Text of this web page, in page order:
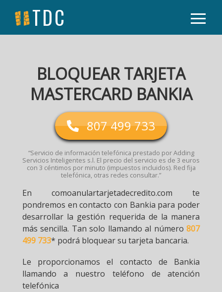
TDC
BLOQUEAR TARJETA
MASTERCARD BANKIA
807 499 733
“Servicio de información telefónica prestado por Adding
Servicios Inteligentes s.l. El precio del servicio es de 3 euros
con 3 céntimos por minuto (impuestos incluidos). Red fija
telefónica, otras redes consultar.”
En comoanulartarjetadecredito.com te
pondremos en contacto con Bankia para poder
desarrollar la gestión requerida de la manera
más sencilla. Tan solo llamando al número807
499 733* podrá bloquear su tarjeta bancaria.
Le proporcionamos el contacto de Bankia
llamando a nuestro teléfono de atención
telefónica